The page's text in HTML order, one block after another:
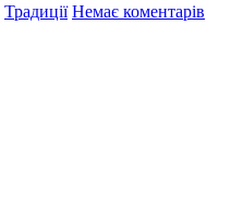
Традиції Немає коментарів